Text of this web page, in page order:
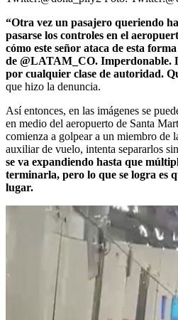
“Otra vez un pasajero queriendo
pasarse los controles en el
cómo este señor ataca de esta
de @LATAM_CO. Imperdonable.
por cualquier clase de autoridad.
que hizo la denuncia.
Así entonces, en las imágenes se
en medio del aeropuerto de Santa
comienza a golpear a un miembro de
auxiliar de vuelo, intenta separarlos
se va expandiendo hasta que
terminarla, pero lo que se logra es
lugar.